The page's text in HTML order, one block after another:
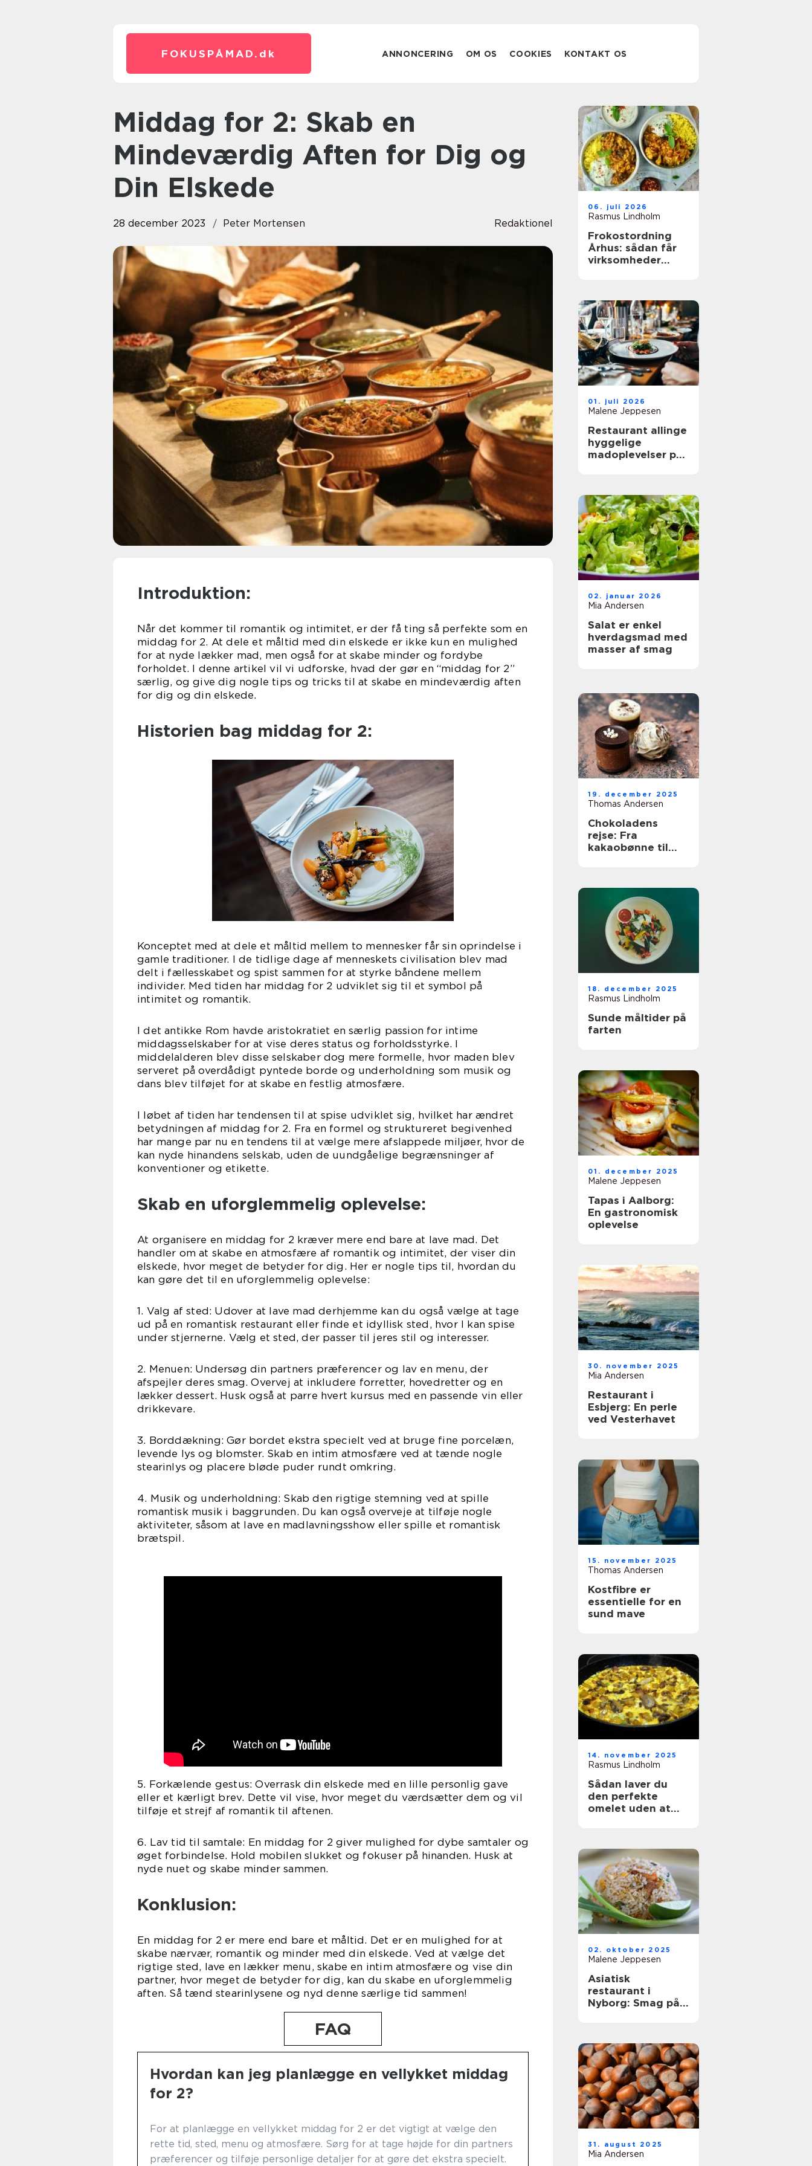
FOKUSPÅMAD. dk ANNONCERING OM OS COOKIES KONTAKT OS
Middag for 2: Skab en
Mindeværdig Aften for Dig og
Din Elskede
28 december 2023 Peter Mortensen Redaktionel
Introduktion:
Når det kommer til romantik og intimitet, er der få ting så perfekte som en
middag for 2. At dele et måltid med din elskede er ikke kun en mulighed
for at nyde lækker mad, men også for at skabe minder og fordybe
forholdet. I denne artikel vil vi udforske, hvad der gør en “middag for 2”
særlig, og give dig nogle tips og tricks til at skabe en mindeværdig aften
for dig og din elskede.
Historien bag middag for 2:
Konceptet med at dele et måltid mellem to mennesker får sin oprindelse i
gamle traditioner. I de tidlige dage af menneskets civilisation blev mad
delt i fællesskabet og spist sammen for at styrke båndene mellem
individer. Med tiden har middag for 2 udviklet sig til et symbol på
intimitet og romantik.
I det antikke Rom havde aristokratiet en særlig passion for intime
middagsselskaber for at vise deres status og forholdsstyrke. I
middelalderen blev disse selskaber dog mere formelle, hvor maden blev
serveret på overdådigt pyntede borde og underholdning som musik og
dans blev tilføjet for at skabe en festlig atmosfære.
I løbet af tiden har tendensen til at spise udviklet sig, hvilket har ændret
betydningen af middag for 2. Fra en formel og struktureret begivenhed
har mange par nu en tendens til at vælge mere afslappede miljøer, hvor de
kan nyde hinandens selskab, uden de uundgåelige begrænsninger af
konventioner og etikette.
Skab en uforglemmelig oplevelse:
At organisere en middag for 2 kræver mere end bare at lave mad. Det
handler om at skabe en atmosfære af romantik og intimitet, der viser din
elskede, hvor meget de betyder for dig. Her er nogle tips til, hvordan du
kan gøre det til en uforglemmelig oplevelse:
1. Valg af sted: Udover at lave mad derhjemme kan du også vælge at tage
ud på en romantisk restaurant eller finde et idyllisk sted, hvor I kan spise
under stjernerne. Vælg et sted, der passer til jeres stil og interesser.
2. Menuen: Undersøg din partners præferencer og lav en menu, der
afspejler deres smag. Overvej at inkludere forretter, hovedretter og en
lækker dessert. Husk også at parre hvert kursus med en passende vin eller
drikkevare.
3. Borddækning: Gør bordet ekstra specielt ved at bruge fine porcelæn,
levende lys og blomster. Skab en intim atmosfære ved at tænde nogle
stearinlys og placere bløde puder rundt omkring.
4. Musik og underholdning: Skab den rigtige stemning ved at spille
romantisk musik i baggrunden. Du kan også overveje at tilføje nogle
aktiviteter, såsom at lave en madlavningsshow eller spille et romantisk
brætspil.
5. Forkælende gestus: Overrask din elskede med en lille personlig gave
eller et kærligt brev. Dette vil vise, hvor meget du værdsætter dem og vil
tilføje et strejf af romantik til aftenen.
6. Lav tid til samtale: En middag for 2 giver mulighed for dybe samtaler og
øget forbindelse. Hold mobilen slukket og fokuser på hinanden. Husk at
nyde nuet og skabe minder sammen.
Konklusion:
En middag for 2 er mere end bare et måltid. Det er en mulighed for at
skabe nærvær, romantik og minder med din elskede. Ved at vælge det
rigtige sted, lave en lækker menu, skabe en intim atmosfære og vise din
partner, hvor meget de betyder for dig, kan du skabe en uforglemmelig
aften. Så tænd stearinlysene og nyd denne særlige tid sammen!
FAQ
Hvordan kan jeg planlægge en vellykket middag
for 2?
For at planlægge en vellykket middag for 2 er det vigtigt at vælge den
rette tid, sted, menu og atmosfære. Sørg for at tage højde for din partners
præferencer og tilføje personlige detaljer for at gøre det ekstra specielt.
06. juli 2026
Rasmus Lindholm
Frokostordning
Århus: sådan får
virksomheder
01. juli 2026
Malene Jeppesen
Restaurant allinge
hyggelige
madoplevelser på
02. januar 2026
Mia Andersen
Salat er enkel
hverdagsmad med
masser af smag
19. december 2025
Thomas Andersen
Chokoladens
rejse: Fra
kakaobønne til
18. december 2025
Rasmus Lindholm
Sunde måltider på
farten
01. december 2025
Malene Jeppesen
Tapas i Aalborg:
En gastronomisk
oplevelse
30. november 2025
Mia Andersen
Restaurant i
Esbjerg: En perle
ved Vesterhavet
15. november 2025
Thomas Andersen
Kostfibre er
essentielle for en
sund mave
14. november 2025
Rasmus Lindholm
Sådan laver du
den perfekte
omelet uden at
02. oktober 2025
Malene Jeppesen
Asiatisk
restaurant i
Nyborg: Smag på
31. august 2025
Mia Andersen